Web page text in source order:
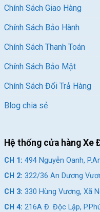
Chính Sách Giao Hàng
Chính Sách Bảo Hành
Chính Sách Thanh Toán
Chính Sách Bảo Mật
Chính Sách Đổi Trả Hàng
Blog chia sẻ
Hệ thống cửa hàng Xe
CH 1: 494 Nguyễn Oanh,
CH 2: 322/36 An Dương
CH 3: 330 Hùng Vương, Xã
CH 4: 216A Đ. Độc Lập,